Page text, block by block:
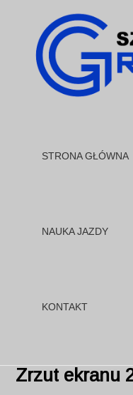
STRONA GŁÓWNA
NAUKA JAZDY
KONTAKT
Zrzut ekranu